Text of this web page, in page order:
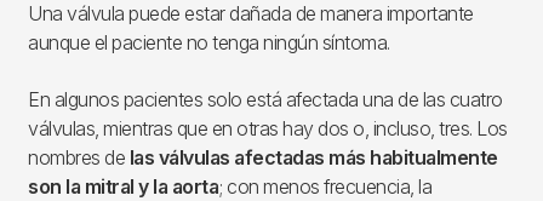
Una válvula puede estar dañada de manera importante
aunque el paciente no tenga ningún síntoma.
En algunos pacientes solo está afectada una de las cuatro
válvulas, mientras que en otras hay dos o, incluso, tres. Los
nombres de las válvulas afectadas más habitualmente
son la mitral y la aorta; con menos frecuencia, la